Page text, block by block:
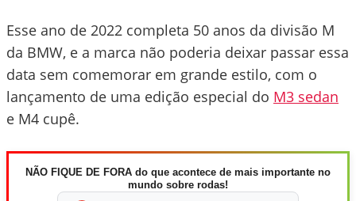
Esse ano de 2022 completa 50 anos da divisão M
da BMW, e a marca não poderia deixar passar essa
data sem comemorar em grande estilo, com o
lançamento de uma edição especial do M3 sedan
e M4 cupê.
NÃO FIQUE DE FORA do que acontece de mais importante no
mundo sobre rodas!